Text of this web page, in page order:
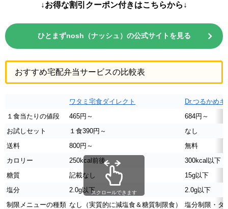
↓お得な割引クーポン付きはこちらから↓
ひとまずnosh（ナッシュ）の公式サイトを見る
おすすめ宅配弁当サービスの比較表
ワタミ宅食ダイレクト
Dr.つるかめ
１食当たりの値段
465円～
684円～
お試しセット
１食390円～
なし
送料
800円～
無料
カロリー
250kcal前後
300kcal以下
糖質
記載なし
15g以下
塩分
2.0g以下
2.0g以下
制限メニューの種類 なし（実質的に減塩食＆糖質制限食） 塩分制限・タ
スクロールできます